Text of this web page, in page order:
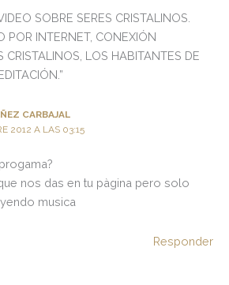
SOBRE SERES CRISTALINOS.
POR INTERNET, CONEXIÓN
CRISTALINOS, LOS HABITANTES DE
CARBAJAL
2012 A LAS 03:15
nos das en tu pàgina pero solo
musica
Responder